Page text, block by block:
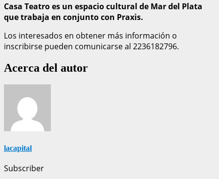
Casa Teatro es un espacio cultural de Mar del Plata
que trabaja en conjunto con Praxis.
Los interesados en obtener más información o
inscribirse pueden comunicarse al 2236182796.
Acerca del autor
lacapital
Subscriber